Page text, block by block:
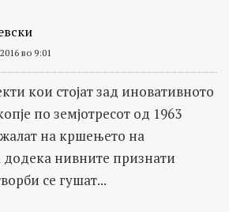
во 9:01
кои стојат зад иновативното
по земјотресот од 1963
на кршењето на
додека нивните признати
се гушат...